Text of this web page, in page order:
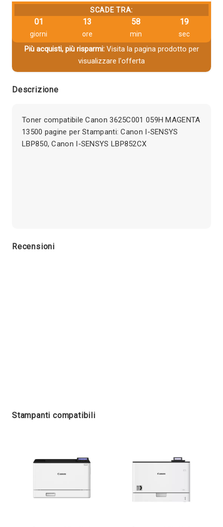
SCADE TRA:
01
giorni
13
ore
58
min
18
sec
Più acquisti, più risparmi:Visita la pagina prodotto per
visualizzare l'offerta
Descrizione
Toner compatibile Canon 3625C001 059H MAGENTA
13500 pagine per Stampanti: Canon I-SENSYS
LBP850, Canon I-SENSYS LBP852CX
Recensioni
Stampanti compatibili